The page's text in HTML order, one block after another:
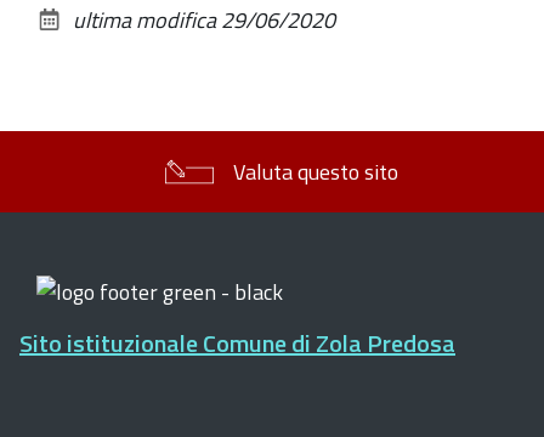
documento
ultima modifica29/06/2020
Valuta questo sito
Sito istituzionale Comune di Zola Predosa